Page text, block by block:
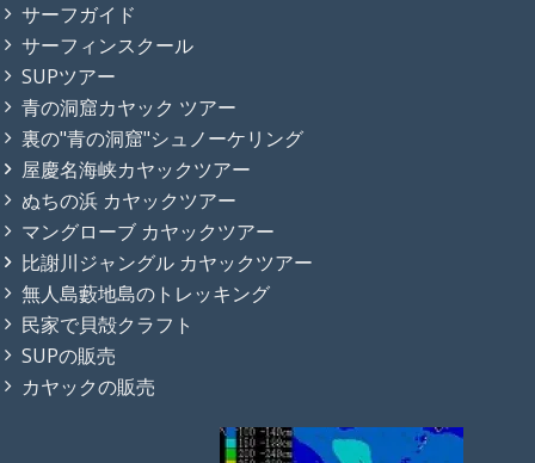
サーフガイド
サーフィンスクール
SUPツアー
青の洞窟カヤック ツアー
裏の"青の洞窟"シュノーケリング
屋慶名海峡カヤックツアー
ぬちの浜 カヤックツアー
マングローブ カヤックツアー
比謝川ジャングル カヤックツアー
無人島藪地島のトレッキング
民家で貝殻クラフト
SUPの販売
カヤックの販売